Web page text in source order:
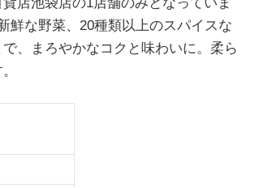
鮮な野菜、20種類以上のスパイスな
、まろやかなコクと味わいに。柔ら